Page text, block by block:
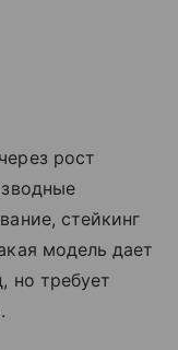
рост
стейкинг
модель дает
но требует